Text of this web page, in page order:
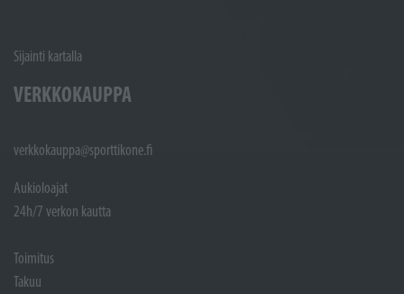
Sijainti kartalla
VERKKOKAUPPA
verkkokauppa@sporttikone.fi
Aukioloajat
24h/7 verkon kautta
Toimitus
Takuu